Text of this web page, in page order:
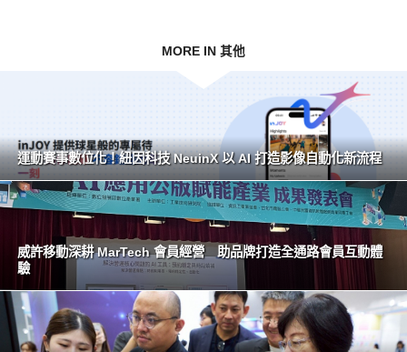
MORE IN 其他
運動賽事數位化！紐因科技 NeuinX 以 AI 打造影像自動化新流程
威許移動深耕 MarTech 會員經營 助品牌打造全通路會員互動體
驗